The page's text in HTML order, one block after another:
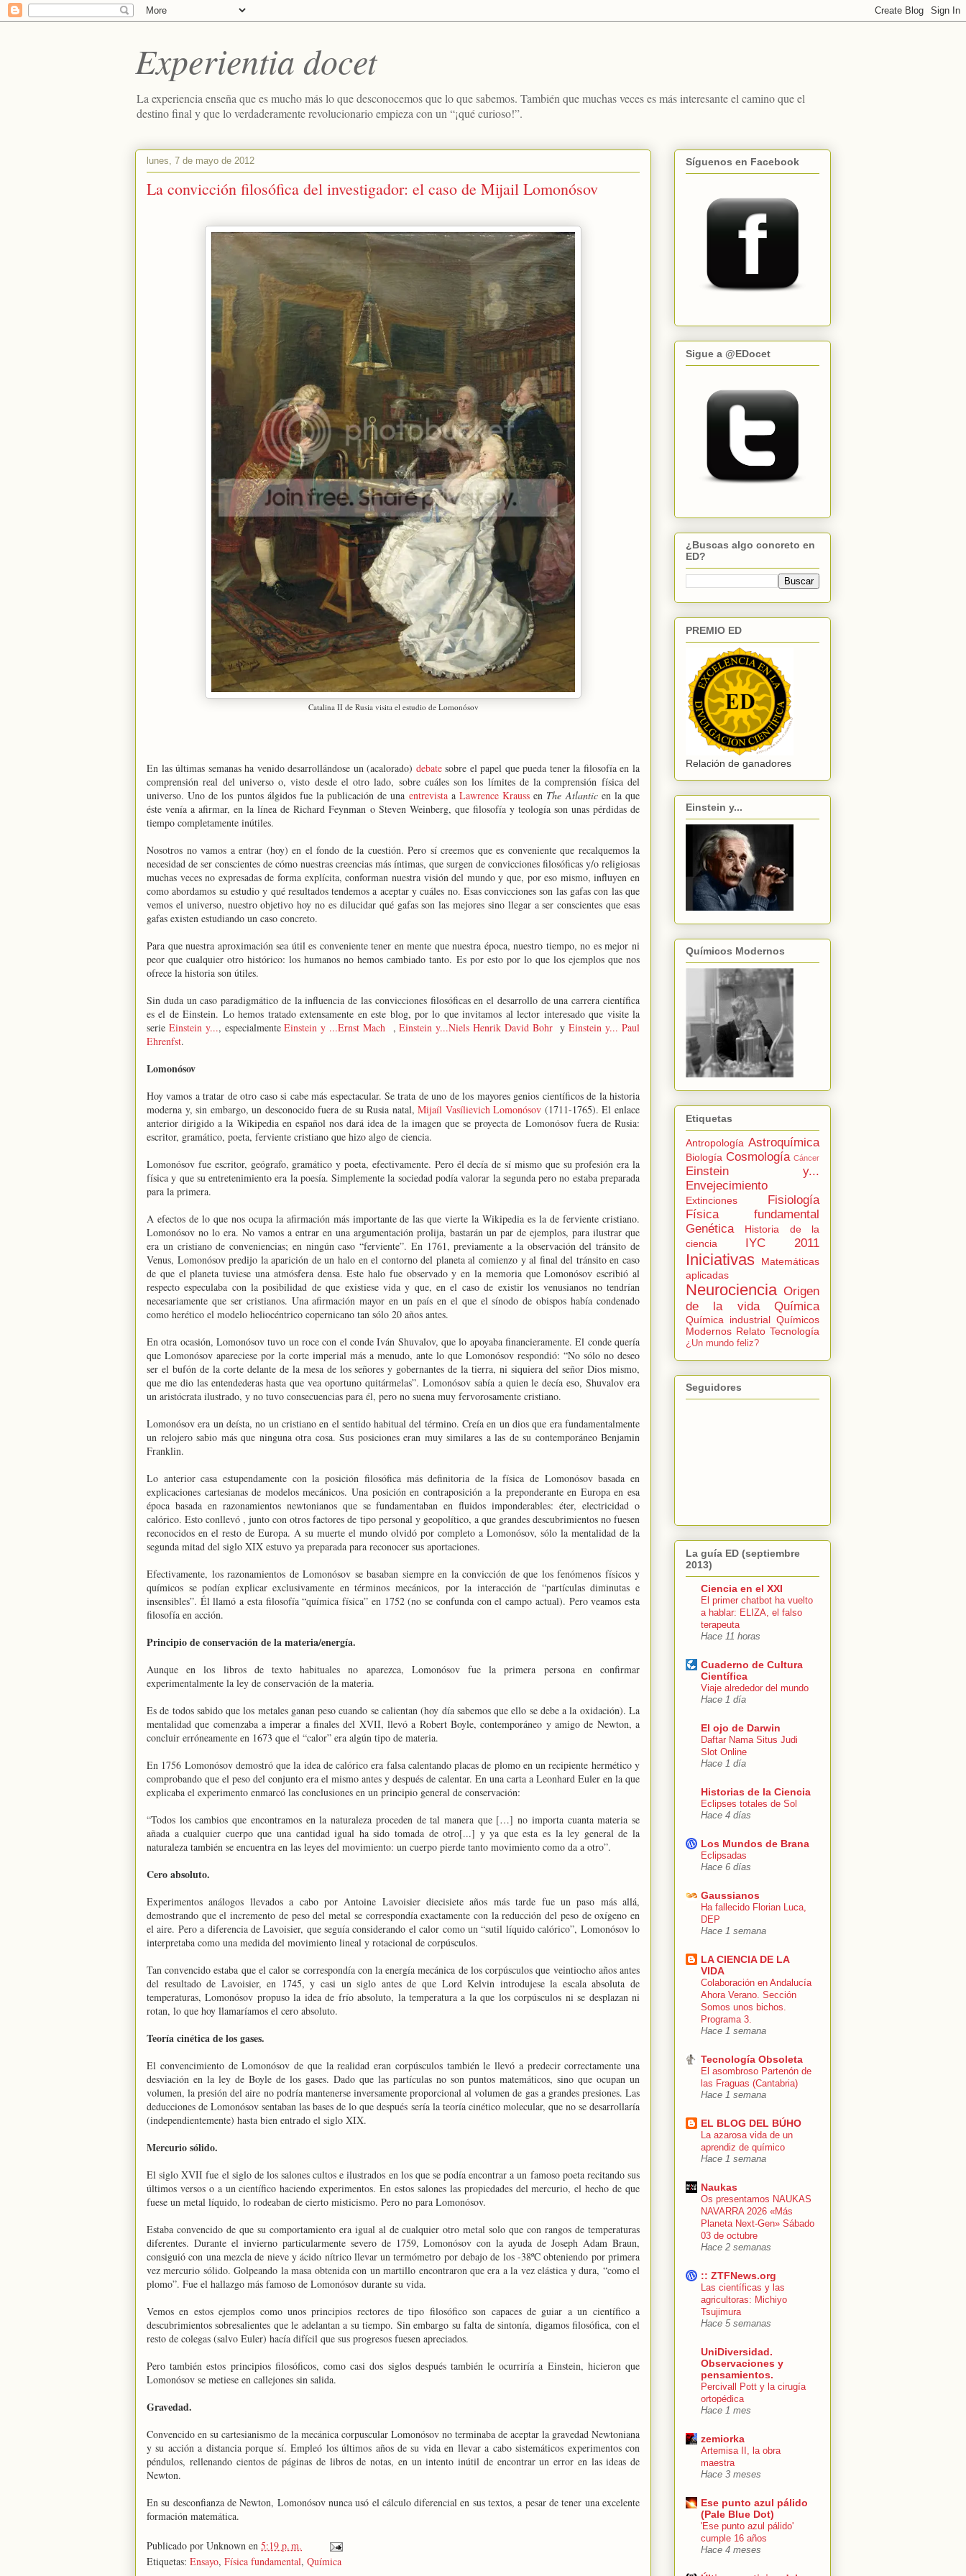
Experientia docet
La experiencia enseña que es mucho más lo que desconocemos que lo que sabemos. También que muchas veces es más interesante el camino que el
destino final y que lo verdaderamente revolucionario empieza con un “¡qué curioso!”.
lunes, 7 de mayo de 2012
La convicción filosófica del investigador: el caso de Mijail Lomonósov
Catalina II de Rusia visita el estudio de Lomonósov
En las últimas semanas ha venido desarrollándose un (acalorado) debatesobre el papel que pueda tener la filosofía en la
comprensión real del universo o, visto desde el otro lado, sobre cuáles son los límites de la comprensión física del
universo. Uno de los puntos álgidos fue la publicación de una entrevistaa Lawrence Krauss en The Atlanticen la que
éste venía a afirmar, en la línea de Richard Feynman o Steven Weinberg, que filosofía y teología son unas pérdidas de
tiempo completamente inútiles.
Nosotros no vamos a entrar (hoy) en el fondo de la cuestión. Pero sí creemos que es conveniente que recalquemos la
necesidad de ser conscientes de cómo nuestras creencias más íntimas, que surgen de convicciones filosóficas y/o religiosas
muchas veces no expresadas de forma explícita, conforman nuestra visión del mundo y que, por eso mismo, influyen en
como abordamos su estudio y qué resultados tendemos a aceptar y cuáles no. Esas convicciones son las gafas con las que
vemos el universo, nuestro objetivo hoy no es dilucidar qué gafas son las mejores sino llegar a ser conscientes que esas
gafas existen estudiando un caso concreto.
Para que nuestra aproximación sea útil es conveniente tener en mente que nuestra época, nuestro tiempo, no es mejor ni
peor que cualquier otro histórico: los humanos no hemos cambiado tanto. Es por esto por lo que los ejemplos que nos
ofrece la historia son útiles.
Sin duda un caso paradigmático de la influencia de las convicciones filosóficas en el desarrollo de una carrera científica
es el de Einstein. Lo hemos tratado extensamente en este blog, por lo que invitamos al lector interesado que visite la
serie Einstein y..., especialmenteEinstein y ...Ernst Mach,Einstein y...Niels Henrik David BohryEinstein y... Paul
Ehrenfst.
Lomonósov
Hoy vamos a tratar de otro caso si cabe más espectacular. Se trata de uno de los mayores genios científicos de la historia
moderna y, sin embargo, un desconocido fuera de su Rusia natal,Mijaíl Vasílievich Lomonósov (1711-1765). El enlace
anterior dirigido a la Wikipedia en español nos dará idea de la imagen que se proyecta de Lomonósov fuera de Rusia:
escritor, gramático, poeta, ferviente cristiano que hizo algo de ciencia.
Lomonósov fue escritor, geógrafo, gramático y poeta, efectivamente. Pero él decía de sí mismo que su profesión era la
física y que su entretenimiento era la poesía. Simplemente la sociedad podía valorar la segunda pero no estaba preparada
para la primera.
A efectos de lo que nos ocupa la afirmación más importante de las que vierte la Wikipedia es la de ferviente cristiano.
Lomonósov no lo era. No vamos a entrar en una argumentación prolija, bastarán un par de ejemplos, para ilustrar que
era un cristiano de conveniencias; en ningún caso “ferviente”. En 1761, previamente a la observación del tránsito de
Venus, Lomonósov predijo la aparición de un halo en el contorno del planeta al comienzo y al final del tránsito en caso
de que el planeta tuviese una atmósfera densa. Este halo fue observado y en la memoria que Lomonósov escribió al
respecto especulaba con la posibilidad de que existiese vida y que, en el caso de existir los venusianos no tendrían
necesariamente que ser cristianos. Una afirmación mayor en un país en el que el sínodo de obispos había condenado
como herético el modelo heliocéntrico copernicano tan sólo 20 años antes.
En otra ocasión, Lomonósov tuvo un roce con el conde Iván Shuvalov, que lo apoyaba financieramente. El conde quería
que Lomonósov apareciese por la corte imperial más a menudo, ante lo que Lomonósov respondió: “No sólo no deseo
ser el bufón de la corte delante de la mesa de los señores y gobernantes de la tierra, ni siquiera del señor Dios mismo,
que me dio las entendederas hasta que vea oportuno quitármelas”. Lomonósov sabía a quien le decía eso, Shuvalov era
un aristócrata ilustrado, y no tuvo consecuencias para él, pero no suena muy fervorosamente cristiano.
Lomonósov era un deísta, no un cristiano en el sentido habitual del término. Creía en un dios que era fundamentalmente
un relojero sabio más que ninguna otra cosa. Sus posiciones eran muy similares a las de su contemporáneo Benjamin
Franklin.
Lo anterior casa estupendamente con la posición filosófica más definitoria de la física de Lomonósov basada en
explicaciones cartesianas de modelos mecánicos. Una posición en contraposición a la preponderante en Europa en esa
época basada en razonamientos newtonianos que se fundamentaban en fluidos imponderables: éter, electricidad o
calórico. Esto conllevó , junto con otros factores de tipo personal y geopolítico, a que grandes descubrimientos no fuesen
reconocidos en el resto de Europa. A su muerte el mundo olvidó por completo a Lomonósov, sólo la mentalidad de la
segunda mitad del siglo XIX estuvo ya preparada para reconocer sus aportaciones.
Efectivamente, los razonamientos de Lomonósov se basaban siempre en la convicción de que los fenómenos físicos y
químicos se podían explicar exclusivamente en términos mecánicos, por la interacción de “partículas diminutas e
insensibles”. Él llamó a esta filosofía “química física” en 1752 (no se confunda con el campo actual). Pero veamos esta
filosofía en acción.
Principio de conservación de la materia/energía.
Aunque en los libros de texto habituales no aparezca, Lomonósov fue la primera persona en confirmar
experimentalmente la ley de conservación de la materia.
Es de todos sabido que los metales ganan peso cuando se calientan (hoy día sabemos que ello se debe a la oxidación). La
mentalidad que comenzaba a imperar a finales del XVII, llevó a Robert Boyle, contemporáneo y amigo de Newton, a
concluir erróneamente en 1673 que el “calor” era algún tipo de materia.
En 1756 Lomonósov demostró que la idea de calórico era falsa calentando placas de plomo en un recipiente hermético y
comprobando que el peso del conjunto era el mismo antes y después de calentar. En una carta a Leonhard Euler en la que
explicaba el experimento enmarcó las conclusiones en un principio general de conservación:
“Todos los cambios que encontramos en la naturaleza proceden de tal manera que […] no importa cuanta materia se
añada a cualquier cuerpo que una cantidad igual ha sido tomada de otro[...] y ya que esta es la ley general de la
naturaleza también se encuentra en las leyes del movimiento: un cuerpo pierde tanto movimiento como da a otro”.
Cero absoluto.
Experimentos análogos llevados a cabo por Antoine Lavoisier diecisiete años más tarde fue un paso más allá,
demostrando que el incremento de peso del metal se correspondía exactamente con la reducción del peso de oxígeno en
el aire. Pero a diferencia de Lavoisier, que seguía considerando el calor como un “sutil líquido calórico”, Lomonósov lo
interpretaba como una medida del movimiento lineal y rotacional de corpúsculos.
Tan convencido estaba que el calor se correspondía con la energía mecánica de los corpúsculos que veintiocho años antes
del resultado de Lavoisier, en 1745, y casi un siglo antes de que Lord Kelvin introdujese la escala absoluta de
temperaturas, Lomonósov propuso la idea de frío absoluto, la temperatura a la que los corpúsculos ni se desplazan ni
rotan, lo que hoy llamaríamos el cero absoluto.
Teoría cinética de los gases.
El convencimiento de Lomonósov de que la realidad eran corpúsculos también le llevó a predecir correctamente una
desviación en la ley de Boyle de los gases. Dado que las partículas no son puntos matemáticos, sino que ocupan un
volumen, la presión del aire no podría mantenerse inversamente proporcional al volumen de gas a grandes presiones. Las
deducciones de Lomonósov sentaban las bases de lo que después sería la teoría cinético molecular, que no se desarrollaría
(independientemente) hasta bien entrado el siglo XIX.
Mercurio sólido.
El siglo XVII fue el siglo de los salones cultos e ilustrados en los que se podía encontrar a un famoso poeta recitando sus
últimos versos o a un científico haciendo experimentos. En estos salones las propiedades del mercurio, el hecho de que
fuese un metal líquido, lo rodeaban de cierto misticismo. Pero no para Lomonósov.
Estaba convencido de que su comportamiento era igual al de cualquier otro metal solo que con rangos de temperaturas
diferentes. Durante el invierno particularmente severo de 1759, Lomonósov con la ayuda de Joseph Adam Braun,
consiguió con una mezcla de nieve y ácido nítrico llevar un termómetro por debajo de los -38ºC obteniendo por primera
vez mercurio sólido. Golpeando la masa obtenida con un martillo encontraron que era a la vez elástica y dura, “como el
plomo”. Fue el hallazgo más famoso de Lomonósov durante su vida.
Vemos en estos ejemplos como unos principios rectores de tipo filosófico son capaces de guiar a un científico a
descubrimientos sobresalientes que le adelantan a su tiempo. Sin embargo su falta de sintonía, digamos filosófica, con el
resto de colegas (salvo Euler) hacía difícil que sus progresos fuesen apreciados.
Pero también estos principios filosóficos, como casi dos siglos después también le ocurriría a Einstein, hicieron que
Lomonósov se metiese en callejones sin salida.
Gravedad.
Convencido en su cartesianismo de la mecánica corpuscular Lomonósov no terminaba de aceptar la gravedad Newtoniana
y su acción a distancia porque sí. Empleó los últimos años de su vida en llevar a cabo sistemáticos experimentos con
péndulos, rellenando cientos de páginas de libros de notas, en un intento inútil de encontrar un error en las ideas de
Newton.
En su desconfianza de Newton, Lomonósov nunca usó el cálculo diferencial en sus textos, a pesar de tener una excelente
formación matemática.
Publicado por Unknown en 5:19 p. m.
Etiquetas: Ensayo, Física fundamental, Química
Síguenos en Facebook
Sigue a @EDocet
¿Buscas algo concreto en
ED?
PREMIO ED
Relación de ganadores
Einstein y...
Químicos Modernos
Etiquetas
Antropología Astroquímica
Biología Cosmología Cáncer
Einstein y...
Envejecimiento
Extinciones
Fisiología
Física fundamental
Genética
Historia de la
ciencia
IYC 2011
Iniciativas
Matemáticas
aplicadas
Neurociencia Origen
de la vida
Química
Química industrial Químicos
Modernos Relato Tecnología
¿Un mundo feliz?
Seguidores
La guía ED (septiembre
2013)
Ciencia en el XXI
El primer chatbot ha vuelto
a hablar: ELIZA, el falso
terapeuta
Hace 11 horas
Cuaderno de Cultura
Científica
Viaje alrededor del mundo
Hace 1 día
El ojo de Darwin
Daftar Nama Situs Judi
Slot Online
Hace 1 día
Historias de la Ciencia
Eclipses totales de Sol
Hace 4 días
Los Mundos de Brana
Eclipsadas
Hace 6 días
Gaussianos
Ha fallecido Florian Luca,
DEP
Hace 1 semana
LA CIENCIA DE LA
VIDA
Colaboración en Andalucía
Ahora Verano. Sección
Somos unos bichos.
Programa 3.
Hace 1 semana
Tecnología Obsoleta
El asombroso Partenón de
las Fraguas (Cantabria)
Hace 1 semana
EL BLOG DEL BÚHO
La azarosa vida de un
aprendiz de químico
Hace 1 semana
Naukas
Os presentamos NAUKAS
NAVARRA 2026 «Más
Planeta Next-Gen» Sábado
03 de octubre
Hace 2 semanas
:: ZTFNews.org
Las científicas y las
agricultoras: Michiyo
Tsujimura
Hace 5 semanas
UniDiversidad.
Observaciones y
pensamientos.
Percivall Pott y la cirugía
ortopédica
Hace 1 mes
zemiorka
Artemisa II, la obra
maestra
Hace 3 meses
Ese punto azul pálido
(Pale Blue Dot)
'Ese punto azul pálido'
cumple 16 años
Hace 4 meses